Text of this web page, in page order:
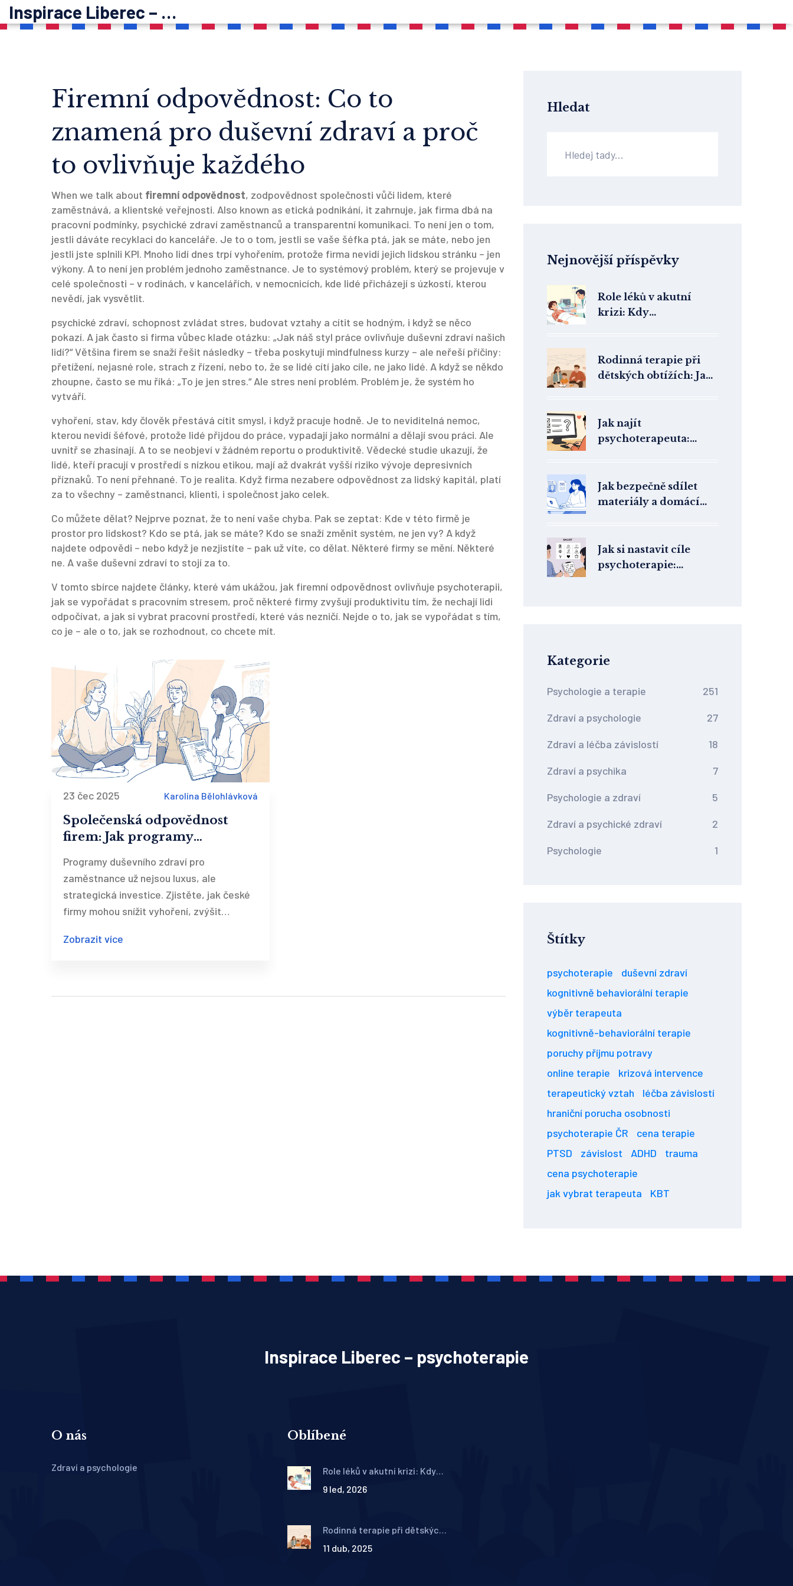
Inspirace Liberec – psychoterapie
Firemní odpovědnost: Co to
znamená pro duševní zdraví a proč
to ovlivňuje každého
When we talk about firemní odpovědnost, zodpovědnost společnosti vůči lidem, které
zaměstnává, a klientské veřejnosti. Also known as etická podnikání, it zahrnuje, jak firma dbá na
pracovní podmínky, psychické zdraví zaměstnanců a transparentní komunikaci. To není jen o tom,
jestli dáváte recyklaci do kanceláře. Je to o tom, jestli se vaše šéfka ptá, jak se máte, nebo jen
jestli jste splnili KPI. Mnoho lidí dnes trpí vyhořením, protože firma nevidí jejich lidskou stránku – jen
výkony. A to není jen problém jednoho zaměstnance. Je to systémový problém, který se projevuje v
celé společnosti – v rodinách, v kancelářích, v nemocnicích, kde lidé přicházejí s úzkostí, kterou
nevědí, jak vysvětlit.
psychické zdraví, schopnost zvládat stres, budovat vztahy a cítit se hodným, i když se něco
pokazí. A jak často si firma vůbec klade otázku: „Jak náš styl práce ovlivňuje duševní zdraví našich
lidí?“ Většina firem se snaží řešit následky – třeba poskytují mindfulness kurzy – ale neřeší příčiny:
přetížení, nejasné role, strach z řízení, nebo to, že se lidé cítí jako cíle, ne jako lidé. A když se někdo
zhoupne, často se mu říká: „To je jen stres.“ Ale stres není problém. Problém je, že systém ho
vytváří.
vyhoření, stav, kdy člověk přestává cítit smysl, i když pracuje hodně. Je to neviditelná nemoc,
kterou nevidí šéfové, protože lidé přijdou do práce, vypadají jako normální a dělají svou práci. Ale
uvnitř se zhasínají. A to se neobjeví v žádném reportu o produktivitě. Vědecké studie ukazují, že
lidé, kteří pracují v prostředí s nízkou etikou, mají až dvakrát vyšší riziko vývoje depresivních
příznaků. To není přehnané. To je realita. Když firma nezabere odpovědnost za lidský kapitál, platí
za to všechny – zaměstnanci, klienti, i společnost jako celek.
Co můžete dělat? Nejprve poznat, že to není vaše chyba. Pak se zeptat: Kde v této firmě je
prostor pro lidskost? Kdo se ptá, jak se máte? Kdo se snaží změnit systém, ne jen vy? A když
najdete odpovědi – nebo když je nezjistíte – pak už víte, co dělat. Některé firmy se mění. Některé
ne. A vaše duševní zdraví to stojí za to.
V tomto sbírce najdete články, které vám ukážou, jak firemní odpovědnost ovlivňuje psychoterapii,
jak se vypořádat s pracovním stresem, proč některé firmy zvyšují produktivitu tím, že nechají lidi
odpočívat, a jak si vybrat pracovní prostředí, které vás nezničí. Nejde o to, jak se vypořádat s tím,
co je – ale o to, jak se rozhodnout, co chcete mít.
23 čec 2025 Karolína Bělohlávková
Společenská odpovědnost
firem: Jak programy
produktivitu a loajalitu
zaměstnanců
Programy duševního zdraví pro
zaměstnance už nejsou luxus, ale
strategická investice. Zjistěte, jak české
firmy mohou snížit vyhoření, zvýšit
pracovníky pomocí praktických kroků a
Zobrazit více
Hledat
Nejnovější příspěvky
Role léků v akutní
krizi: Kdy
Rodinná terapie při
dětských obtížích: Jak
Jak najít
psychoterapeuta:
terapeuta v ČR 2026
Jak bezpečně sdílet
materiály a domácí
pro terapeuty
Jak si nastavit cíle
psychoterapie:
Kategorie
Psychologie a terapie 251
Zdraví a psychologie 27
Zdraví a léčba závislostí 18
Zdraví a psychika 7
Psychologie a zdraví 5
Zdraví a psychické zdraví 2
Psychologie 1
Štítky
psychoterapie
duševní zdraví
kognitivně behaviorální terapie
výběr terapeuta
kognitivně-behaviorální terapie
poruchy příjmu potravy
online terapie
krizová intervence
terapeutický vztah
léčba závislostí
hraniční porucha osobnosti
psychoterapie ČR
cena terapie
PTSD
závislost ADHD
trauma
cena psychoterapie
jak vybrat terapeuta
KBT
Inspirace Liberec – psychoterapie
O nás
Zdraví a psychologie
Oblíbené
Role léků v akutní krizi: Kdy
život
9 led, 2026
Rodinná terapie při dětských
rodinu do léčby
11 dub, 2025